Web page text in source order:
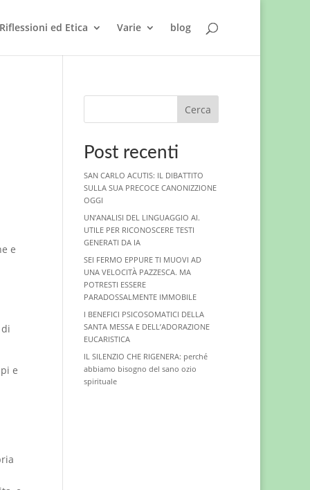
Riflessioni ed Etica Varie blog
e
e
Cerca
Post recenti
SAN CARLO ACUTIS: IL DIBATTITO
SULLA SUA PRECOCE CANONIZZIONE
OGGI
UN’ANALISI DEL LINGUAGGIO AI.
UTILE PER RICONOSCERE TESTI
GENERATI DA IA
SEI FERMO EPPURE TI MUOVI AD
UNA VELOCITÀ PAZZESCA. MA
POTRESTI ESSERE
PARADOSSALMENTE IMMOBILE
I BENEFICI PSICOSOMATICI DELLA
SANTA MESSA E DELL’ADORAZIONE
EUCARISTICA
IL SILENZIO CHE RIGENERA: perché
abbiamo bisogno del sano ozio
spirituale